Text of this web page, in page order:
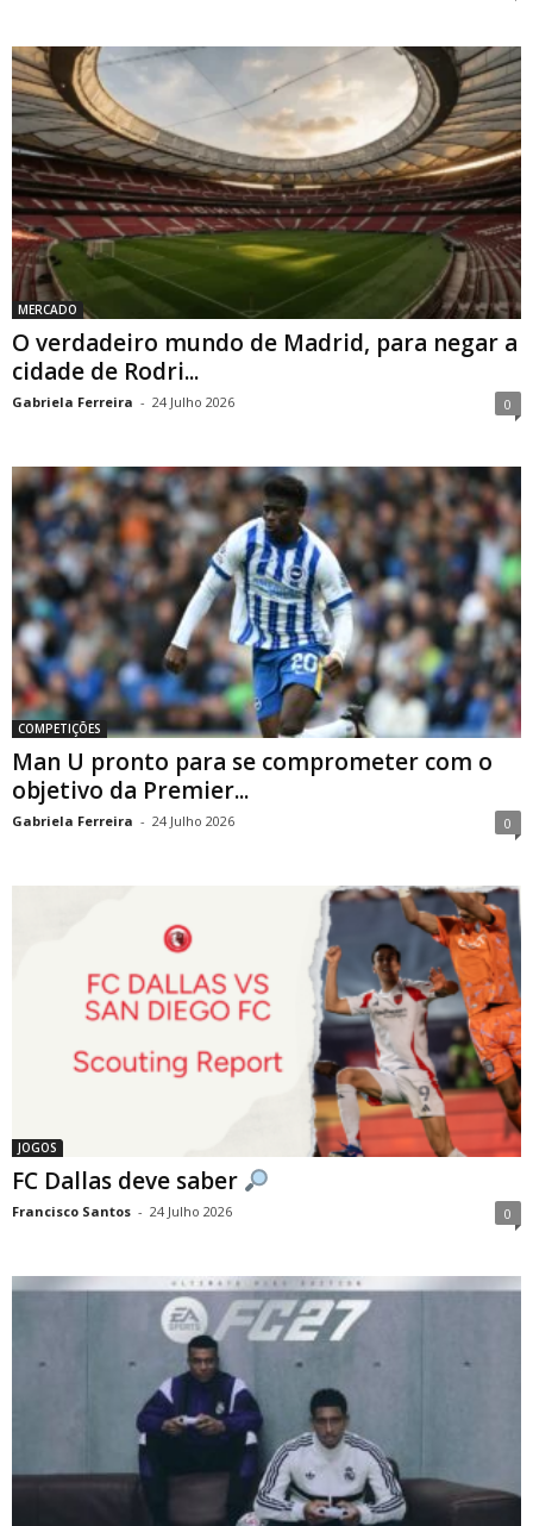
MERCADO
O verdadeiro mundo de Madrid, para negar a
cidade de Rodri...
Gabriela Ferreira - 24 Julho 2026 0
COMPETIÇÕES
Man U pronto para se comprometer com o
objetivo da Premier...
Gabriela Ferreira - 24 Julho 2026 0
JOGOS
FC Dallas deve saber
Francisco Santos - 24 Julho 2026 0